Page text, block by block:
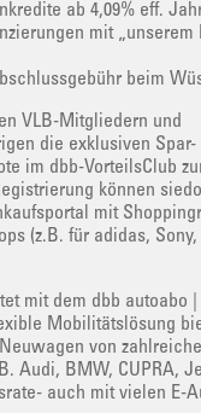
ab 4,09% eff.
mit „unserem
beim
VLB-Mitgliedern und
die exklusiven Spar-
im dbb-VorteilsClub
können
mit
(z.B. für adidas,
mit dem dbb autoabo
Mobilitätslösung
von
Audi, BMW, CUPRA,
auch mit vielen E-